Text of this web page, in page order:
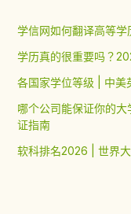
学信网如何翻译高等
学历真的很重要吗？
各国家学位等级 | 中美
哪个公司能保证你的
证指南
软科排名2026 | 世界